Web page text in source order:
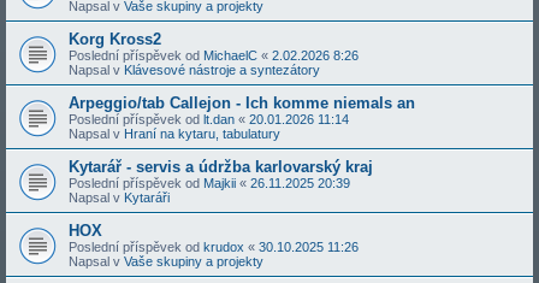
Napsal v Vaše skupiny a projekty
Korg Kross2
Poslední příspěvek od MichaelC « 2.02.2026 8:26
Napsal v Klávesové nástroje a syntezátory
Arpeggio/tab Callejon - Ich komme niemals an
Poslední příspěvek od lt.dan « 20.01.2026 11:14
Napsal v Hraní na kytaru, tabulatury
Kytarář - servis a údržba karlovarský kraj
Poslední příspěvek od Majkii « 26.11.2025 20:39
Napsal v Kytaráři
HOX
Poslední příspěvek od krudox « 30.10.2025 11:26
Napsal v Vaše skupiny a projekty